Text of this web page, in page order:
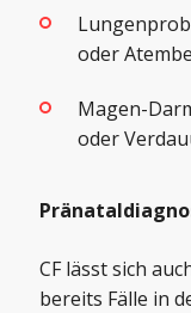
oder
Magen-
oder
CF lässt sich
bereits Fälle in